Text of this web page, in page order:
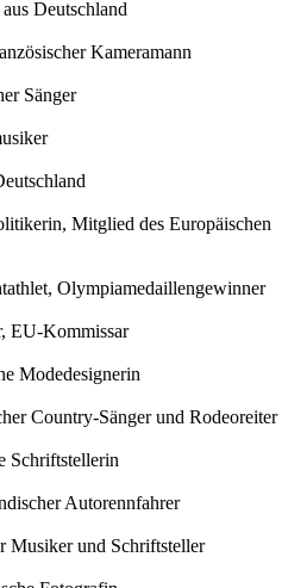
Deutschland
Kameramann
Sänger
Mitglied des Europäischen
Olympiamedaillengewinner
EU-Kommissar
Modedesignerin
Country-Sänger und Rodeoreiter
Schriftstellerin
Autorennfahrer
Musiker und Schriftsteller